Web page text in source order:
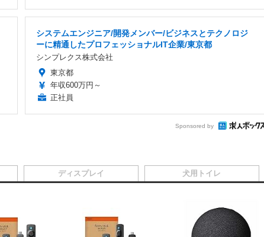
システムエンジニア/開発メンバー/ビジネスとテクノロジ
ーに精通したプロフェッショナルIT企業/東京都
シンプレクス株式会社
東京都
年収600万円～
正社員
Sponsored by
ディスプレイ 犬用トイレ